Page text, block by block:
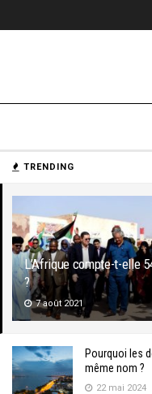
TRENDING
L’Afrique compte-t-elle
?
7 août 2021
Pourquoi les
même nom ?
22 mai 2024